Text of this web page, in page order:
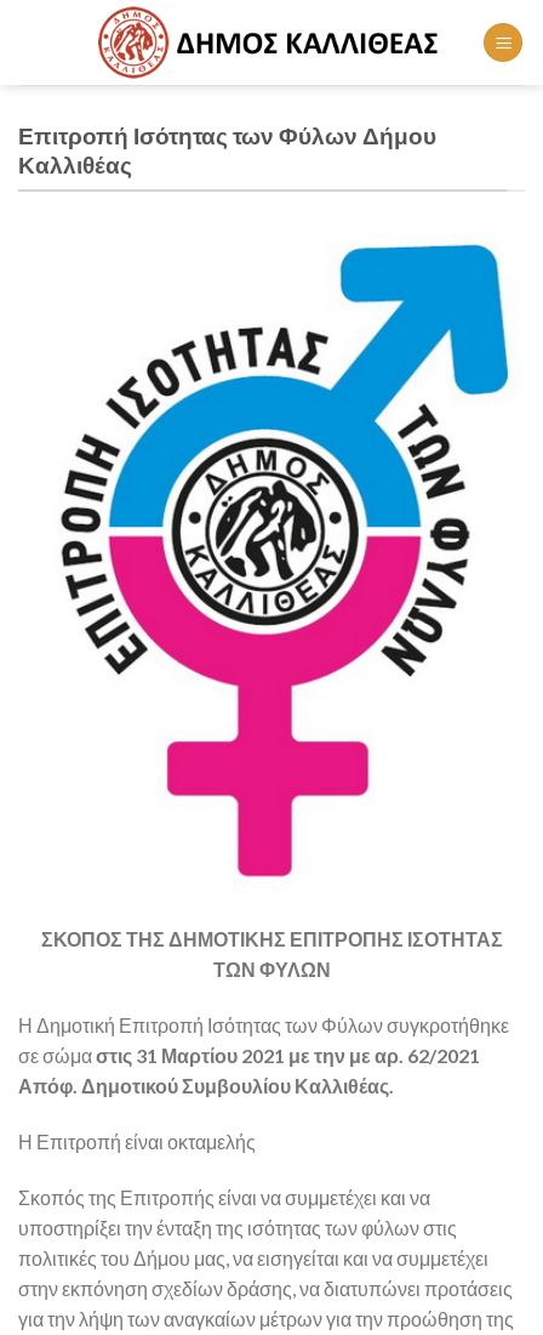
Επιτροπή Ισότητας των Φύλων Δήμου
Καλλιθέας
ΣΚΟΠΟΣ ΤΗΣ ΔΗΜΟΤΙΚΗΣ ΕΠΙΤΡΟΠΗΣ ΙΣΟΤΗΤΑΣ
ΤΩΝ ΦΥΛΩΝ
Η Δημοτική Επιτροπή Ισότητας των Φύλων συγκροτήθηκε
σε σώμαστις 31 Μαρτίου 2021 με την με αρ. 62/2021
Απόφ. Δημοτικού Συμβουλίου Καλλιθέας.
Η Επιτροπή είναι οκταμελής
Σκοπός της Επιτροπής είναι να συμμετέχει και να
υποστηρίξει την ένταξη της ισότητας των φύλων στις
πολιτικές του Δήμου μας, να εισηγείται και να συμμετέχει
στην εκπόνηση σχεδίων δράσης, να διατυπώνει προτάσεις
για την λήψη των αναγκαίων μέτρων για την προώθηση της